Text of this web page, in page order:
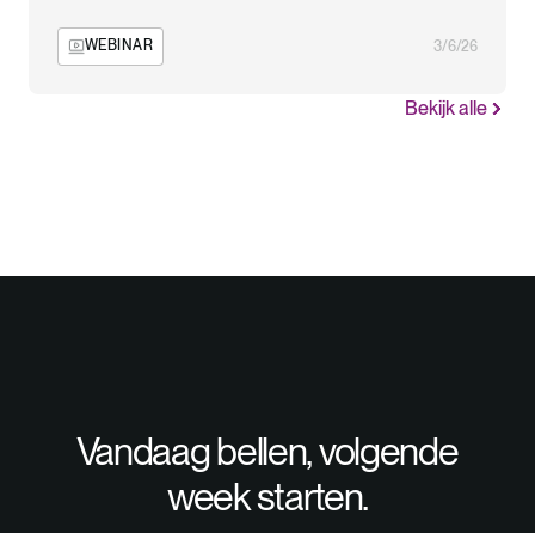
Bekijk alle
WEBINAR 3/6/26
Vandaag bellen, volgende
week starten.